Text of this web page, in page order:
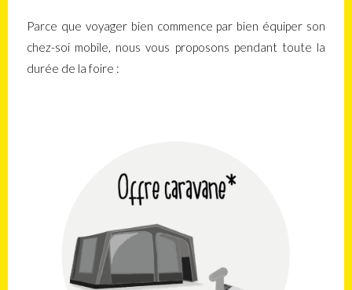
Parce que voyager bien commence par bien équiper son
chez-soi mobile, nous vous proposons pendant toute la
durée de la foire :